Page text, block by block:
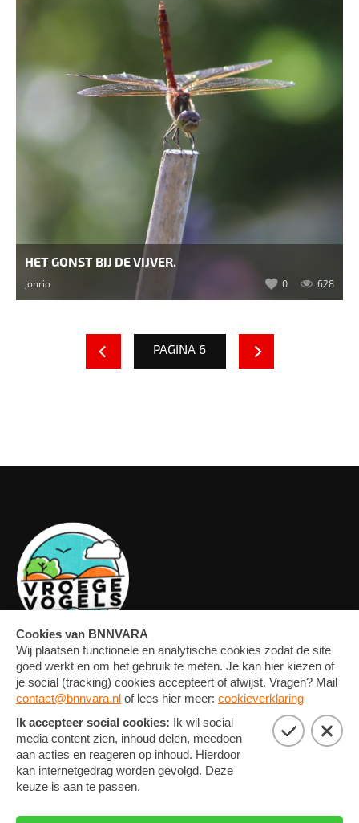
HET GONST BIJ DE VIJVER.
johrio 0 628
PAGINA 6
OVERZICHT
ARTIKELEN
FOTO'S
FORUM
NIEUWSBRIEF
STATEMENT